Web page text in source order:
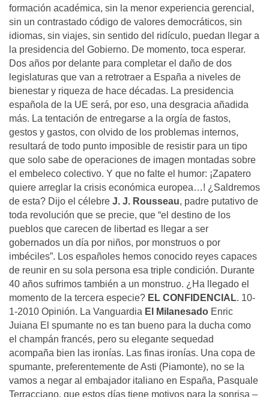
formación académica, sin la menor experiencia gerencial,
sin un contrastado código de valores democráticos, sin
idiomas, sin viajes, sin sentido del ridículo, puedan llegar a
la presidencia del Gobierno. De momento, toca esperar.
Dos años por delante para completar el daño de dos
legislaturas que van a retrotraer a España a niveles de
bienestar y riqueza de hace décadas. La presidencia
española de la UE será, por eso, una desgracia añadida
más. La tentación de entregarse a la orgía de fastos,
gestos y gastos, con olvido de los problemas internos,
resultará de todo punto imposible de resistir para un tipo
que solo sabe de operaciones de imagen montadas sobre
el embeleco colectivo. Y que no falte el humor: ¡Zapatero
quiere arreglar la crisis económica europea…! ¿Saldremos
de esta? Dijo el célebre J. J. Rousseau, padre putativo de
toda revolución que se precie, que “el destino de los
pueblos que carecen de libertad es llegar a ser
gobernados un día por niños, por monstruos o por
imbéciles”. Los españoles hemos conocido reyes capaces
de reunir en su sola persona esa triple condición. Durante
40 años sufrimos también a un monstruo. ¿Ha llegado el
momento de la tercera especie? EL CONFIDENCIAL. 10-
1-2010 Opinión. La Vanguardia El Milanesado Enric
Juiana El spumante no es tan bueno para la ducha como
el champán francés, pero su elegante sequedad
acompaña bien las ironías. Las finas ironías. Una copa de
spumante, preferentemente de Asti (Piamonte), no se la
vamos a negar al embajador italiano en España, Pasquale
Terracciano, que estos días tiene motivos para la sonrisa –